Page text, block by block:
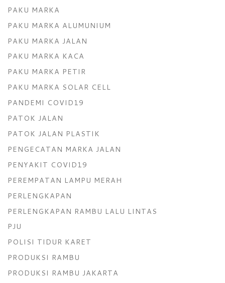
PAKU MARKA
PAKU MARKA ALUMUNIUM
PAKU MARKA JALAN
PAKU MARKA KACA
PAKU MARKA PETIR
PAKU MARKA SOLAR CELL
PANDEMI COVID19
PATOK JALAN
PATOK JALAN PLASTIK
PENGECATAN MARKA JALAN
PENYAKIT COVID19
PEREMPATAN LAMPU MERAH
PERLENGKAPAN
PERLENGKAPAN RAMBU LALU LINTAS
PJU
POLISI TIDUR KARET
PRODUKSI RAMBU
PRODUKSI RAMBU JAKARTA